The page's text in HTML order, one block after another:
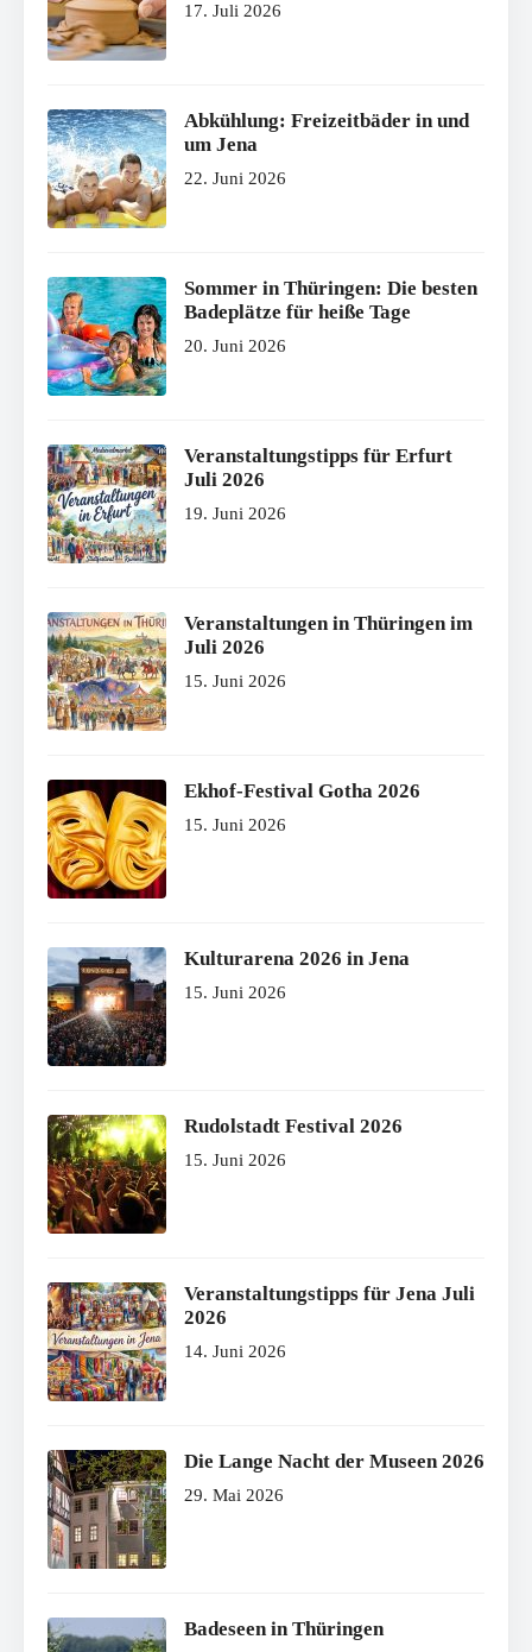
17. Juli 2026
Abkühlung: Freizeitbäder in und
um Jena
22. Juni 2026
Sommer in Thüringen: Die besten
Badeplätze für heiße Tage
20. Juni 2026
Veranstaltungstipps für Erfurt
Juli 2026
19. Juni 2026
Veranstaltungen in Thüringen im
Juli 2026
15. Juni 2026
Ekhof-Festival Gotha 2026
15. Juni 2026
Kulturarena 2026 in Jena
15. Juni 2026
Rudolstadt Festival 2026
15. Juni 2026
Veranstaltungstipps für Jena Juli
2026
14. Juni 2026
Die Lange Nacht der Museen 2026
29. Mai 2026
Badeseen in Thüringen